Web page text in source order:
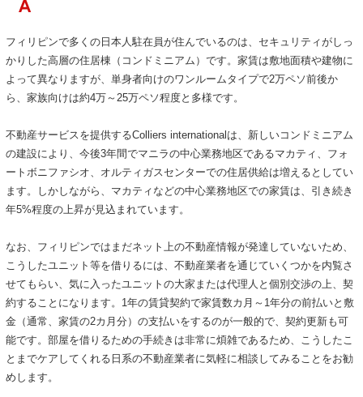
フィリピンで多くの日本人駐在員が住んでいるのは、セキュリティがしっ
かりした高層の住居棟（コンドミニアム）です。家賃は敷地面積や建物に
よって異なりますが、単身者向けのワンルームタイプで2万ペソ前後か
ら、家族向けは約4万～25万ペソ程度と多様です。
不動産サービスを提供するColliers internationalは、新しいコンドミニアム
の建設により、今後3年間でマニラの中心業務地区であるマカティ、フォ
ートボニファシオ、オルティガスセンターでの住居供給は増えるとしてい
ます。しかしながら、マカティなどの中心業務地区での家賃は、引き続き
年5%程度の上昇が見込まれています。
なお、フィリピンではまだネット上の不動産情報が発達していないため、
こうしたユニット等を借りるには、不動産業者を通じていくつかを内覧さ
せてもらい、気に入ったユニットの大家または代理人と個別交渉の上、契
約することになります。1年の賃貸契約で家賃数カ月～1年分の前払いと敷
金（通常、家賃の2カ月分）の支払いをするのが一般的で、契約更新も可
能です。部屋を借りるための手続きは非常に煩雑であるため、こうしたこ
とまでケアしてくれる日系の不動産業者に気軽に相談してみることをお勧
めします。